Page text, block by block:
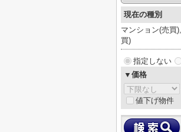
現在の種別
マンション(売買
買)
指定しない
▼価格
値下げ物件